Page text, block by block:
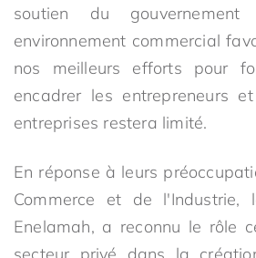
soutien du
environnement commercial
nos meilleurs efforts pour
encadrer les entrepreneurs
entreprises restera limité.
En réponse à leurs
Commerce et de l'Industrie,
Enelamah, a reconnu le rôle